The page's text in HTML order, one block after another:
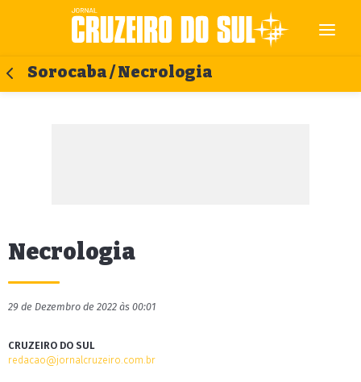
Sorocaba / Necrologia
Necrologia
29 de Dezembro de 2022 às 00:01
CRUZEIRO DO SUL
redacao@jornalcruzeiro.com.br